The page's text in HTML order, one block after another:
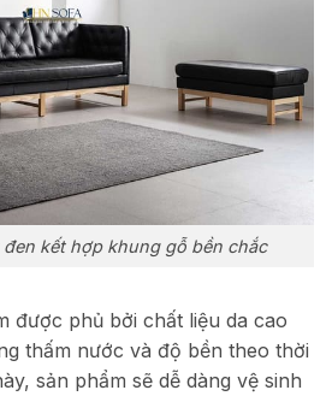
đen kết hợp khung gỗ bền chắc
được phủ bởi chất liệu da cao
thấm nước và độ bền theo thời
sản phẩm sẽ dễ dàng vệ sinh